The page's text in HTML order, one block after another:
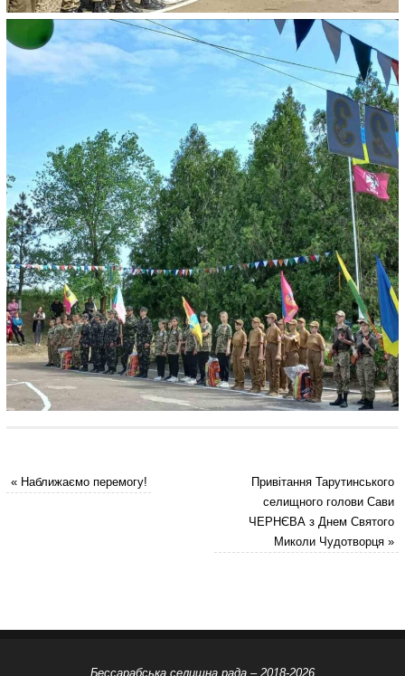
«Наближаємо перемогу!
Привітання Тарутинського
селищного голови Сави
ЧЕРНЄВА з Днем Святого
Миколи Чудотворця»
Бессарабська селищна рада – 2018-2026